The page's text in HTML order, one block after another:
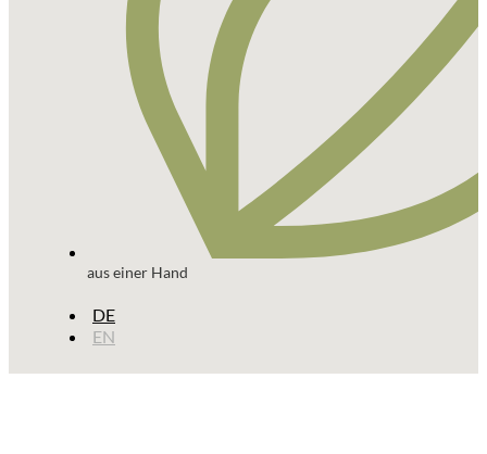
aus einer Hand
DE
EN